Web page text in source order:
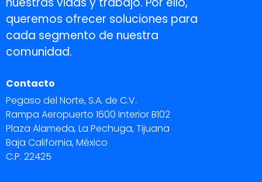
queremos ofrecer soluciones para
cada segmento de nuestra
comunidad.
Contacto
Pegaso del Norte, S.A. de C.V.
Rampa Aeropuerto 1600 Interior B102
Plaza Alameda, La Pechuga, Tijuana
Baja California, México
C.P. 22425